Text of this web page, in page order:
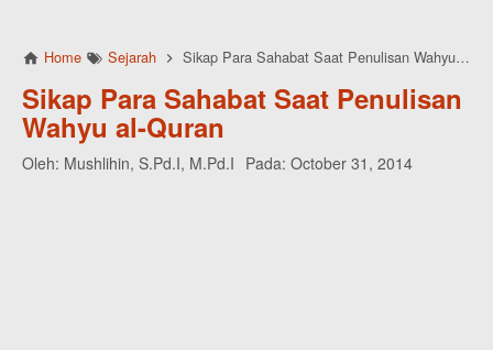
Home Sejarah Sikap Para Sahabat Saat Penulisan Wahyu al-Quran
Sikap Para Sahabat Saat Penulisan
Wahyu al-Quran
Oleh: Mushlihin, S.Pd.I, M.Pd.I Pada: October 31, 2014